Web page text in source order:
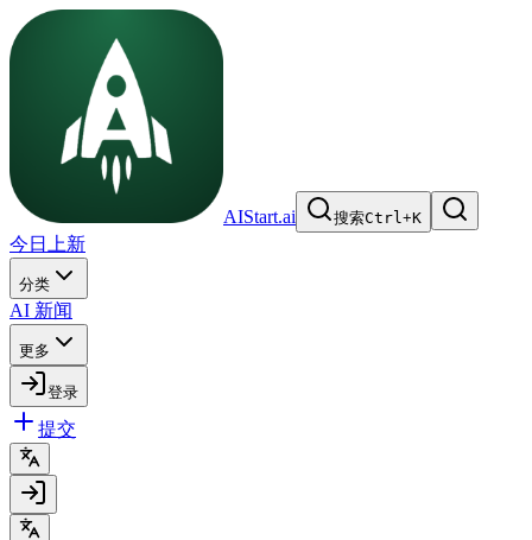
AIStart.ai 搜索Ctrl+K
今日上新
分类
AI 新闻
更多
登录
提交